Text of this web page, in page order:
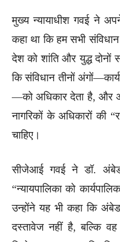
मुख्य न्यायाधीश गवई ने
कहा था कि हम सभी
देश को शांति और युद्ध
कि संविधान तीनों
—को अधिकार देता है, और
नागरिकों के अधिकारों की
चाहिए।
सीजेआई गवई ने डॉ.
“न्यायपालिका को
उन्होंने यह भी कहा कि
दस्तावेज नहीं है, बल्कि